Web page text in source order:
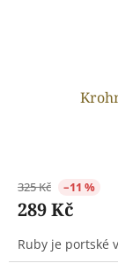
325 Kč –11 %
289 Kč
Ruby je portské